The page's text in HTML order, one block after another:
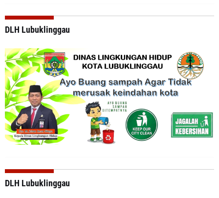
DLH Lubuklinggau
DLH Lubuklinggau